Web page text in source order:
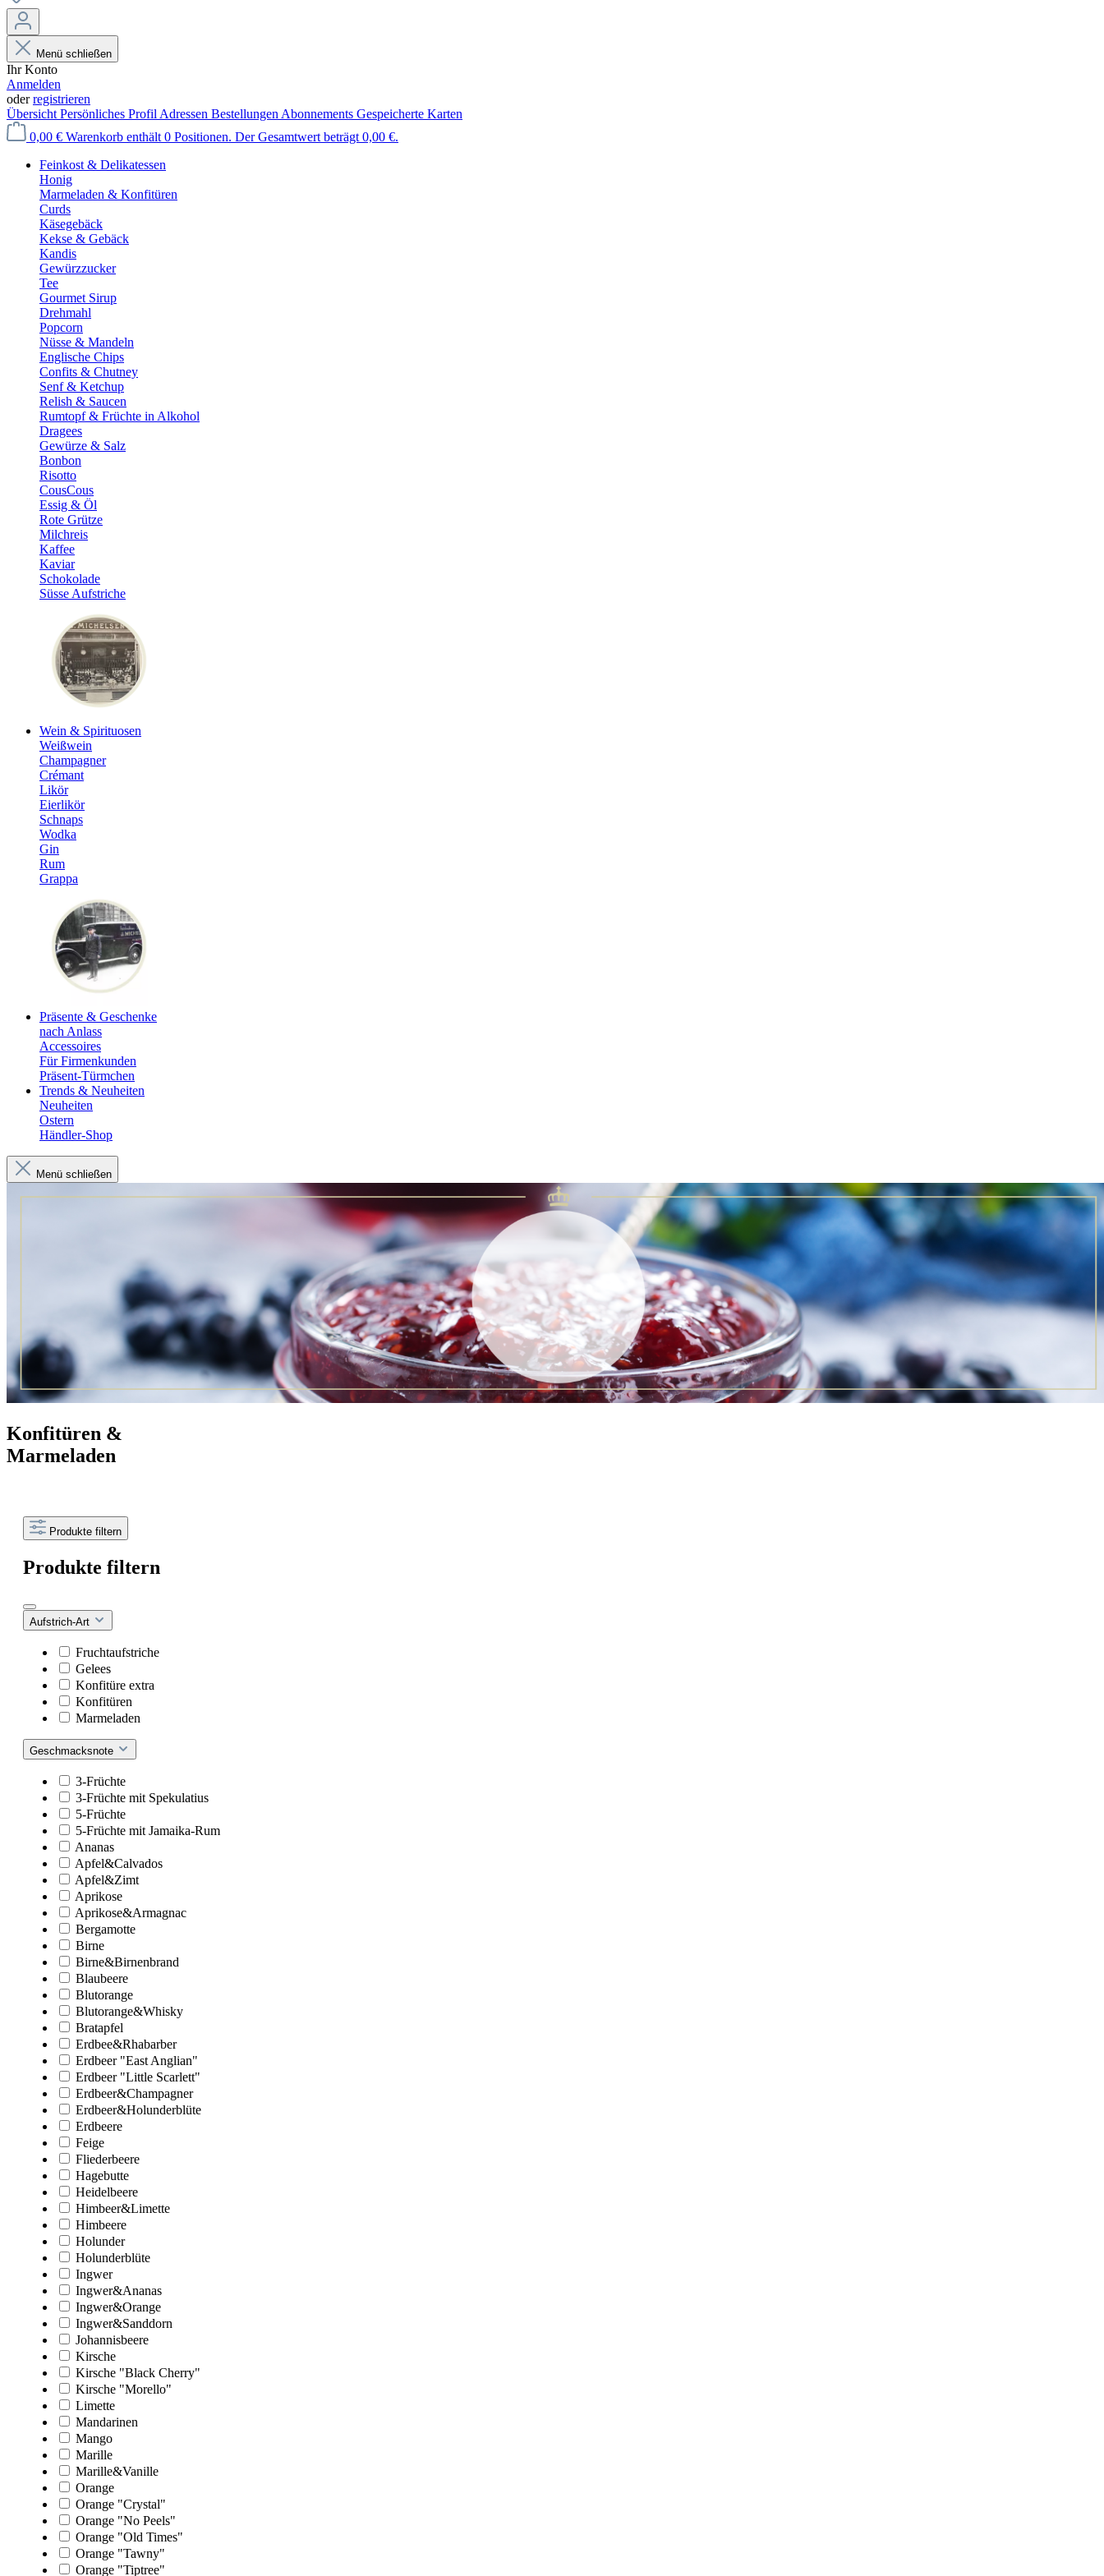
Menü schließen
Ihr Konto
Anmelden
oderregistrieren
Übersicht Persönliches Profil Adressen Bestellungen Abonnements Gespeicherte Karten
0,00 € Warenkorb enthält 0 Positionen. Der Gesamtwert beträgt 0,00 €.
Feinkost & Delikatessen
Honig
Marmeladen & Konfitüren
Curds
Käsegebäck
Kekse & Gebäck
Kandis
Gewürzzucker
Tee
Gourmet Sirup
Drehmahl
Popcorn
Nüsse & Mandeln
Englische Chips
Confits & Chutney
Senf & Ketchup
Relish & Saucen
Rumtopf & Früchte in Alkohol
Dragees
Gewürze & Salz
Bonbon
Risotto
CousCous
Essig & Öl
Rote Grütze
Milchreis
Kaffee
Kaviar
Schokolade
Süsse Aufstriche
Wein & Spirituosen
Weißwein
Champagner
Crémant
Likör
Eierlikör
Schnaps
Wodka
Gin
Rum
Grappa
Präsente & Geschenke
nach Anlass
Accessoires
Für Firmenkunden
Präsent-Türmchen
Trends & Neuheiten
Neuheiten
Ostern
Händler-Shop
Menü schließen
Konfitüren &
Marmeladen
Produkte filtern
Produkte filtern
Aufstrich-Art
Fruchtaufstriche
Gelees
Konfitüre extra
Konfitüren
Marmeladen
Geschmacksnote
3-Früchte
3-Früchte mit Spekulatius
5-Früchte
5-Früchte mit Jamaika-Rum
Ananas
Apfel&Calvados
Apfel&Zimt
Aprikose
Aprikose&Armagnac
Bergamotte
Birne
Birne&Birnenbrand
Blaubeere
Blutorange
Blutorange&Whisky
Bratapfel
Erdbee&Rhabarber
Erdbeer "East Anglian"
Erdbeer "Little Scarlett"
Erdbeer&Champagner
Erdbeer&Holunderblüte
Erdbeere
Feige
Fliederbeere
Hagebutte
Heidelbeere
Himbeer&Limette
Himbeere
Holunder
Holunderblüte
Ingwer
Ingwer&Ananas
Ingwer&Orange
Ingwer&Sanddorn
Johannisbeere
Kirsche
Kirsche "Black Cherry"
Kirsche "Morello"
Limette
Mandarinen
Mango
Marille
Marille&Vanille
Orange
Orange "Crystal"
Orange "No Peels"
Orange "Old Times"
Orange "Tawny"
Orange "Tiptree"